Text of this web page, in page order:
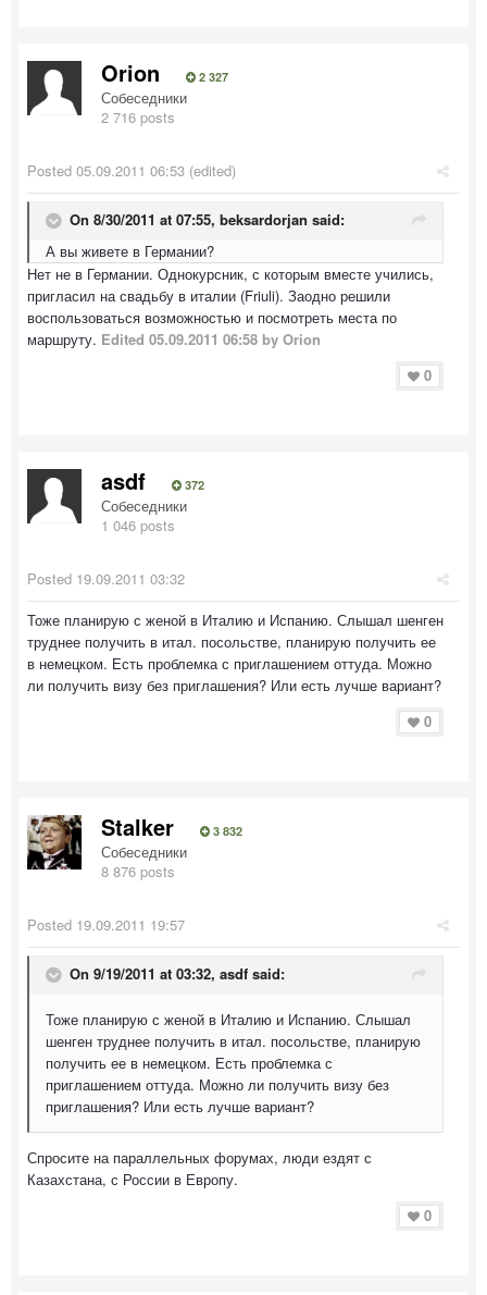
Orion 2 327
Собеседники
2 716 posts
Posted 05.09.2011 06:53 (edited)
On 8/30/2011 at 07:55, beksardorjan said:
А вы живете в Германии?
Нет не в Германии. Однокурсник, с которым вместе учились,
пригласил на свадьбу в италии (Friuli). Заодно решили
воспользоваться возможностью и посмотреть места по
маршруту. Edited 05.09.2011 06:58 by Orion
0
asdf 372
Собеседники
1 046 posts
Posted 19.09.2011 03:32
Тоже планирую с женой в Италию и Испанию. Слышал шенген
труднее получить в итал. посольстве, планирую получить ее
в немецком. Есть проблемка с приглашением оттуда. Можно
ли получить визу без приглашения? Или есть лучше вариант?
0
Stalker 3 832
Собеседники
8 876 posts
Posted 19.09.2011 19:57
On 9/19/2011 at 03:32, asdf said:
Тоже планирую с женой в Италию и Испанию. Слышал
шенген труднее получить в итал. посольстве, планирую
получить ее в немецком. Есть проблемка с
приглашением оттуда. Можно ли получить визу без
приглашения? Или есть лучше вариант?
Спросите на параллельных форумах, люди ездят с
Казахстана, с России в Европу.
0